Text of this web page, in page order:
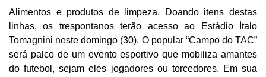
Alimentos e produtos de limpeza. Doando itens destas
linhas, os trespontanos terão acesso ao Estádio Ítalo
Tomagnini neste domingo (30). O popular “Campo do TAC”
será palco de um evento esportivo que mobiliza amantes
do futebol, sejam eles jogadores ou torcedores. Em sua